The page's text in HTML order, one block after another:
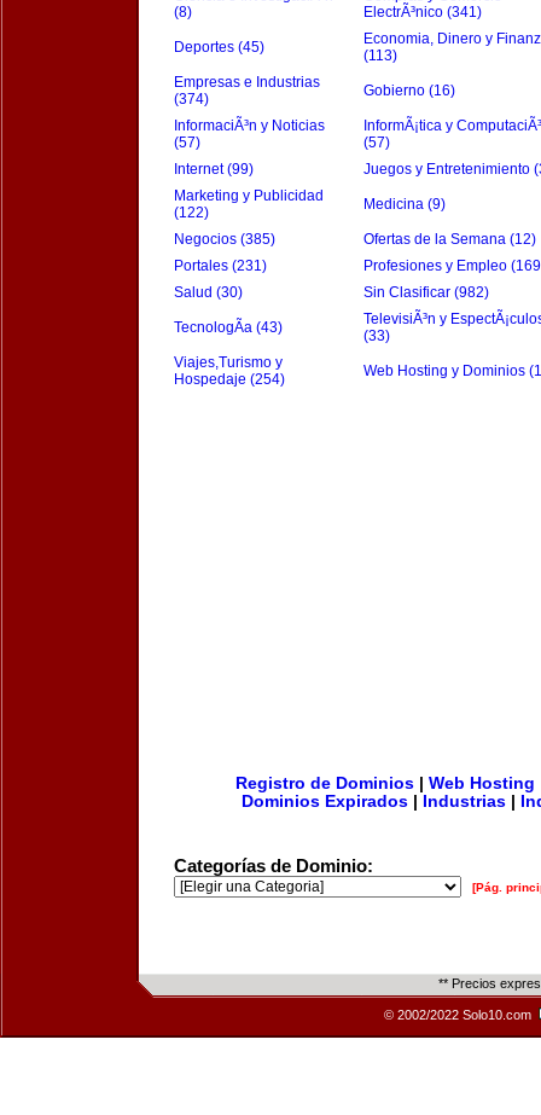
(8)
ElectrÃ³nico (341)
Deportes (45)
Economia, Dinero y
(113)
Empresas e Industrias
(374)
Gobierno (16)
InformaciÃ³n y Noticias
(57)
InformÃ¡tica y
(57)
Internet (99)
Juegos y Entretenimiento
Marketing y Publicidad
(122)
Medicina (9)
Negocios (385)
Ofertas de la Semana (12)
Portales (231)
Profesiones y Empleo
Salud (30)
Sin Clasificar (982)
TecnologÃ­a (43)
TelevisiÃ³n y
(33)
Viajes,Turismo y
Hospedaje (254)
Web Hosting y Dominios
Registro de Dominios| Web Hosting
Dominios Expirados
Industrias
Categorías de Dominio:
[Pág.
** Precios
© 2002/2022 Solo10.com